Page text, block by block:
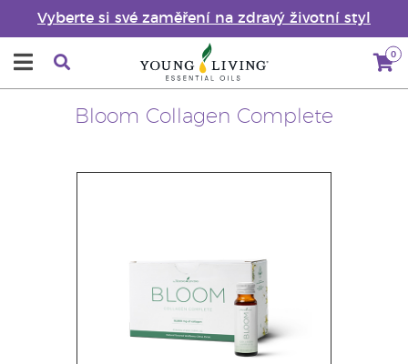
Vyberte si své zaměření na zdravý životní styl
0
Bloom Collagen Complete